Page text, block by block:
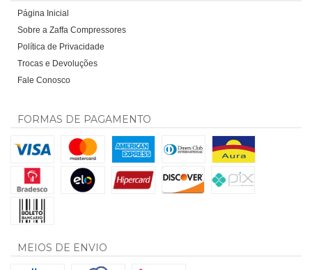
Página Inicial
Sobre a Zaffa Compressores
Política de Privacidade
Trocas e Devoluções
Fale Conosco
FORMAS DE PAGAMENTO
MEIOS DE ENVIO